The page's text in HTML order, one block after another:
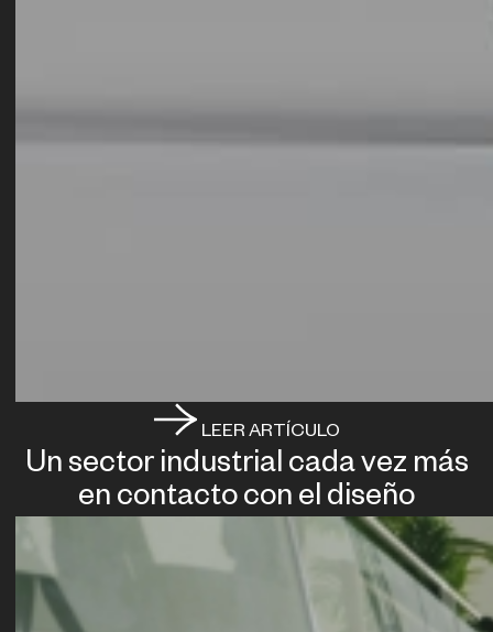
LEER ARTÍCULO
Un sector industrial cada vez más
en contacto con el diseño